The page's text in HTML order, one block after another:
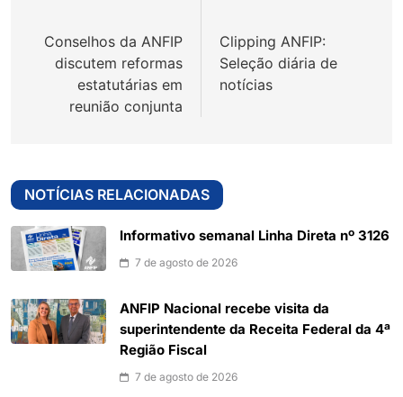
Post
Conselhos da ANFIP
discutem reformas
estatutárias em
reunião conjunta
Clipping ANFIP:
Seleção diária de
notícias
NOTÍCIAS RELACIONADAS
Informativo semanal Linha Direta nº 3126
7 de agosto de 2026
ANFIP Nacional recebe visita da
superintendente da Receita Federal da 4ª
Região Fiscal
7 de agosto de 2026